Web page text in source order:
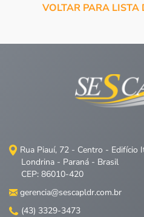
VOLTAR PARA LISTA
Rua Piauí, 72 - Centro - Edifício
Londrina - Paraná - Brasil
CEP: 86010-420
gerencia@sescapldr.com.br
(43) 3329-3473